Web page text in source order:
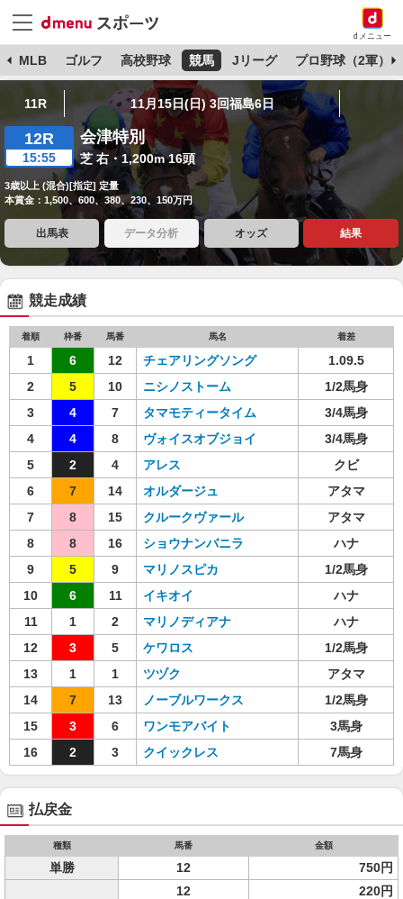
dメニュー
MLB ゴルフ 高校野球 競馬 Jリーグ プロ野球（2軍）
11R 11月15日(日) 3回福島6日
12R
15:55
会津特別
芝 右・1,200m 16頭
3歳以上 (混合)[指定] 定量
本賞金：1,500、600、380、230、150万円
出馬表 データ分析 オッズ 結果
競走成績
着順 枠番 馬番 馬名 着差
1 6 12 チェアリングソング
1.09.5
2
5 10 ニシノストーム
1/2馬身
3
4 7 タマモティータイム
3/4馬身
4
4 8 ヴォイスオブジョイ
3/4馬身
5
2 4 アレス
クビ
6
7 14 オルダージュ
アタマ
7
8 15 クルークヴァール
アタマ
8
8 16 ショウナンバニラ
ハナ
9
5 9 マリノスピカ
1/2馬身
10
6 11 イキオイ
ハナ
11
1 2 マリノディアナ
ハナ
12
3 5 ケワロス
1/2馬身
13
1 1 ツヅク
アタマ
14
7 13 ノーブルワークス
1/2馬身
15
3 6 ワンモアバイト
3馬身
16
2 3 クイックレス 7馬身
払戻金
種類 馬番 金額
単勝 12 750円
12
220円